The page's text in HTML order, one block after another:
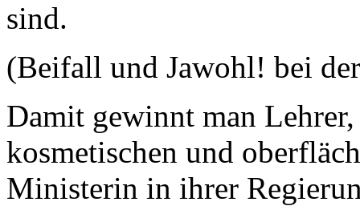
sind.
(Beifall und Jawohl! bei
Damit gewinnt man
kosmetischen und
Ministerin in ihrer